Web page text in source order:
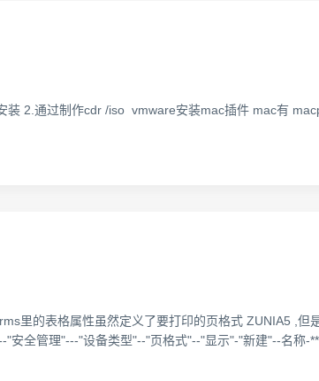
2.通过制作cdr /iso vmware安装mac插件 mac有
里的表格属性虽然定义了要打印的页格式 ZUNIA5 ,但
安全管理"---"设备类型"--"页格式"--"显示"-"新建"--名称-